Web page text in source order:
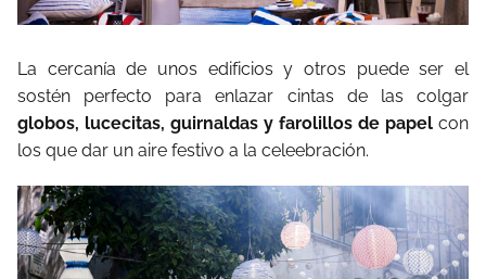
La cercanía de unos edificios y otros puede ser el
sostén perfecto para enlazar cintas de las colgar
globos, lucecitas, guirnaldas y farolillos de papel con
los que dar un aire festivo a la celeebración.